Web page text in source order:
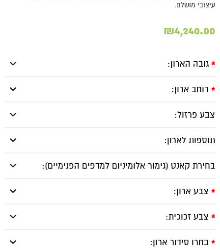
עיצובי מושלם.
₪4,240.00
* גובה הארון:
* רוחב ארון:
צבע פרזול:
תוספות לארון:
בחירת קאנט (גימור אלומיניום למדפים הפנימיים):
* צבע ארון:
* צבע זכוכית:
* בחרו סידור ארון: